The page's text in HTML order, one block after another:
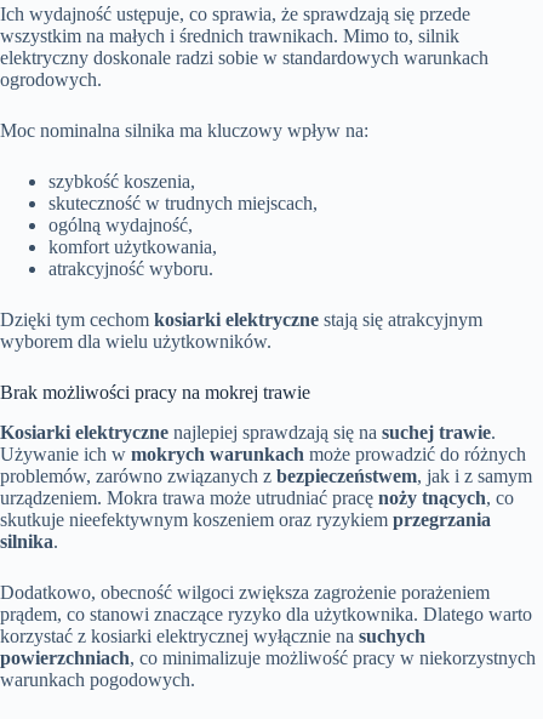
Ich wydajność ustępuje, co sprawia, że sprawdzają się przede
wszystkim na małych i średnich trawnikach. Mimo to, silnik
elektryczny doskonale radzi sobie w standardowych warunkach
ogrodowych.
Moc nominalna silnika ma kluczowy wpływ na:
szybkość koszenia,
skuteczność w trudnych miejscach,
ogólną wydajność,
komfort użytkowania,
atrakcyjność wyboru.
Dzięki tym cechom kosiarki elektryczne stają się atrakcyjnym
wyborem dla wielu użytkowników.
Brak możliwości pracy na mokrej trawie
Kosiarki elektryczne najlepiej sprawdzają się na suchej trawie.
Używanie ich w mokrych warunkach może prowadzić do różnych
problemów, zarówno związanych z bezpieczeństwem, jak i z samym
urządzeniem. Mokra trawa może utrudniać pracę noży tnących, co
skutkuje nieefektywnym koszeniem oraz ryzykiem przegrzania
silnika.
Dodatkowo, obecność wilgoci zwiększa zagrożenie porażeniem
prądem, co stanowi znaczące ryzyko dla użytkownika. Dlatego warto
korzystać z kosiarki elektrycznej wyłącznie na suchych
powierzchniach, co minimalizuje możliwość pracy w niekorzystnych
warunkach pogodowych.